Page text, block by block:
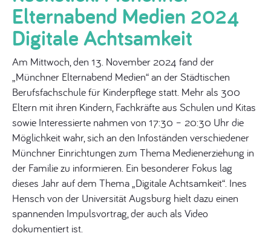
Elternabend Medien 2024
Digitale Achtsamkeit
Am Mittwoch, den 13. November 2024 fand der
„Münchner Elternabend Medien“ an der Städtischen
Berufsfachschule für Kinderpflege statt. Mehr als 300
Eltern mit ihren Kindern, Fachkräfte aus Schulen und Kitas
sowie Interessierte nahmen von 17:30 – 20:30 Uhr die
Möglichkeit wahr, sich an den Infoständen verschiedener
Münchner Einrichtungen zum Thema Medienerziehung in
der Familie zu informieren. Ein besonderer Fokus lag
dieses Jahr auf dem Thema „Digitale Achtsamkeit“. Ines
Hensch von der Universität Augsburg hielt dazu einen
spannenden Impulsvortrag, der auch als Video
dokumentiert ist.